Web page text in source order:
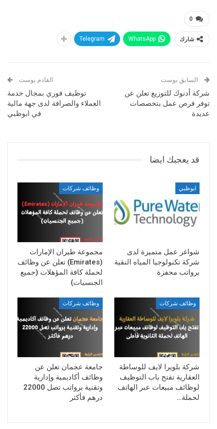
0
شارك WhatsApp
Telegram
السابق بوست
شركة أدنوك للتوزيع تعلن عن
توفر فرص عمل بتخصصات
عديدة
القادم بوست
توظيف فوري بمجال خدمة
العملاء والصرافة لدى جهة مالية
في ابوظبي
قد يعجبك ايضا
ابوظبي
شواغر عمل متميزة لدى
شركة تكنولوجيا المياه النقية
برواتب محفزة
وظائف شركات
مجموعة طيران الإمارات
(Emirates) تعلن عن وظائف
لحملة كافة المؤهلات (جميع
الجنسيات)
وظائف شركات
شركة بلويرا لايف للوساطة
العقارية تفتح باب التوظيف
لوظائف مبيعات عبر الهاتف
لحملة…
وظائف شركات
جامعة عجمان تعلن عن
وظائف أكاديمية وإدارية
وتقنية برواتب تصل 22000
درهم فأكثر